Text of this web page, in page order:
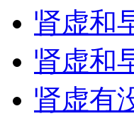
肾虚和
肾虚和
肾虚有